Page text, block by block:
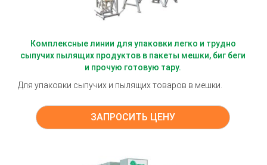
Комплексные линии для упаковки легко и трудно
сыпучих пылящих продуктов в пакеты мешки, биг беги
и прочую готовую тару.
Для упаковки сыпучих и пылящих товаров в мешки.
ЗАПРОСИТЬ ЦЕНУ